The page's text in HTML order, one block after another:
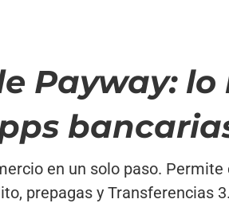
Payway:
en un solo paso.
prepagas y Transferencias